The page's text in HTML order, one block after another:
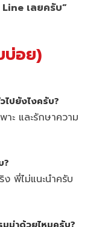
เลยครับ”
บ่อย)
ไปยังไงครับ?
ะ และรักษาความ
?
พี่ไม่แนะนำครับ
ม่าด้วยไหมครับ?